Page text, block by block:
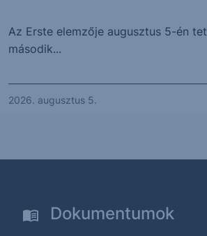
Az Erste elemzője augusztus 5-én
második...
2026. augusztus 5.
Dokumentumok